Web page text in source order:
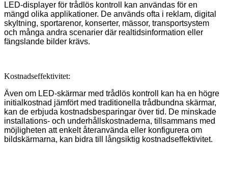
LED-displayer för trådlös kontroll kan användas för en
mängd olika applikationer. De används ofta i reklam, digital
skyltning, sportarenor, konserter, mässor, transportsystem
och många andra scenarier där realtidsinformation eller
fängslande bilder krävs.
Kostnadseffektivitet:
Även om LED-skärmar med trådlös kontroll kan ha en högre
initialkostnad jämfört med traditionella trådbundna skärmar,
kan de erbjuda kostnadsbesparingar över tid. De minskade
installations- och underhållskostnaderna, tillsammans med
möjligheten att enkelt återanvända eller konfigurera om
bildskärmarna, kan bidra till långsiktig kostnadseffektivitet.